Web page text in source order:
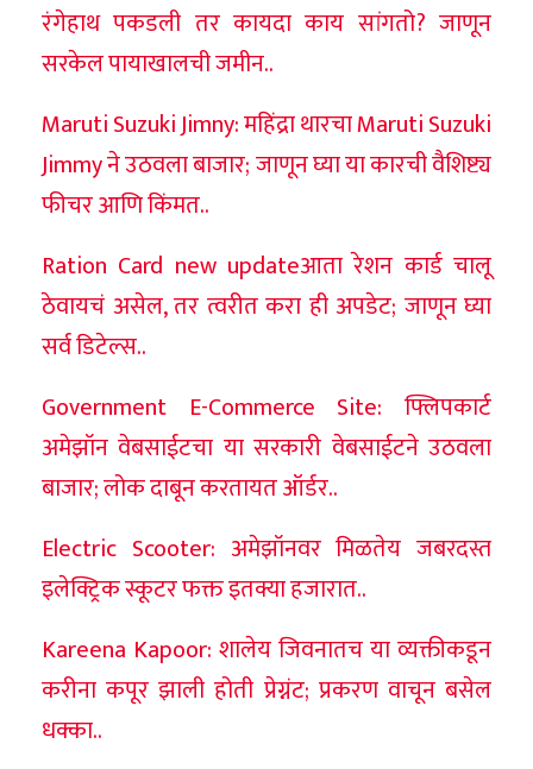
रंगेहाथ पकडली तर कायदा काय सांगतो? जाणून
सरकेल पायाखालची जमीन..
Maruti Suzuki Jimny: महिंद्रा थारचा Maruti Suzuki
Jimmy ने उठवला बाजार; जाणून घ्या या कारची वैशिष्ट्य
फीचर आणि किंमत..
Ration Card new updateआता रेशन कार्ड चालू
ठेवायचं असेल, तर त्वरीत करा ही अपडेट; जाणून घ्या
सर्व डिटेल्स..
Government E-Commerce Site: फ्लिपकार्ट
अमेझॉन वेबसाईटचा या सरकारी वेबसाईटने उठवला
बाजार; लोक दाबून करतायत ऑर्डर..
Electric Scooter: अमेझॉनवर मिळतेय जबरदस्त
इलेक्ट्रिक स्कूटर फक्त इतक्या हजारात..
Kareena Kapoor: शालेय जिवनातच या व्यक्तीकडून
करीना कपूर झाली होती प्रेग्नंट; प्रकरण वाचून बसेल
धक्का..